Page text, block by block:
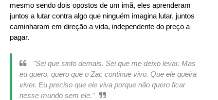
mesmo sendo dois opostos de um imã, eles aprenderam
juntos a lutar contra algo que ninguém imagina lutar, juntos
caminharam em direção a vida, independente do preço a
pagar.
"Sei que sinto demais. Sei que me deixo levar. Mas
eu quero, quero que o Zac continue vivo. Que ele queira
viver. Eu preciso que ele viva porque não quero ficar
nesse mundo sem ele."